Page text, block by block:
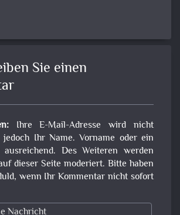
Sie einen
Ihre E-Mail-Adresse wird nicht
Ihr Name. Vorname oder ein
Des Weiteren werden
dieser Seite moderiert. Bitte haben
wenn Ihr Kommentar nicht sofort